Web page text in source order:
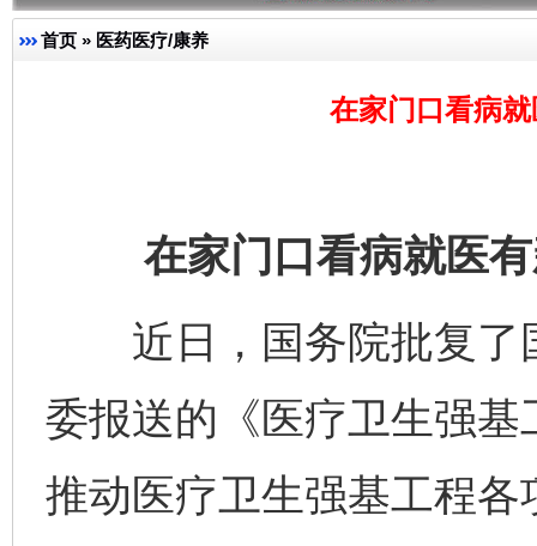
首页 » 医药医疗/康养
在家门口看病
在家门口看病就医有
近日，国务院批复了
委报送的《医疗卫生强
推动医疗卫生强基工程